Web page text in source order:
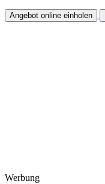
Angebot online einholen
Werbung